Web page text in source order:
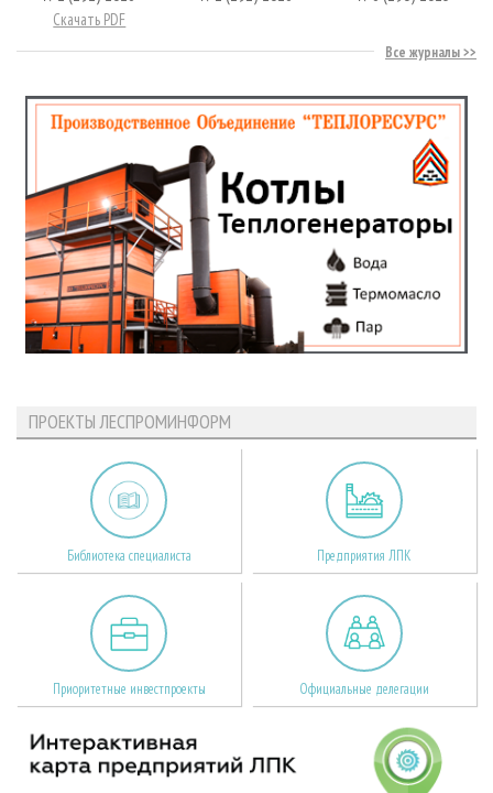
Скачать PDF
Все журналы
ПРОЕКТЫ ЛЕСПРОМИНФОРМ
Библиотека специалиста Предприятия ЛПК
Приоритетные инвестпроекты Официальные делегации